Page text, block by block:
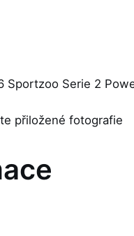
Sportzoo Serie 2
přiložené fotografie